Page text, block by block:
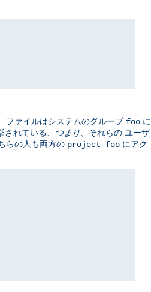
ファイルはシステムのグループ foo に
れている、 つまり、それらの ユーザ
らの人も両方の project-foo にアク